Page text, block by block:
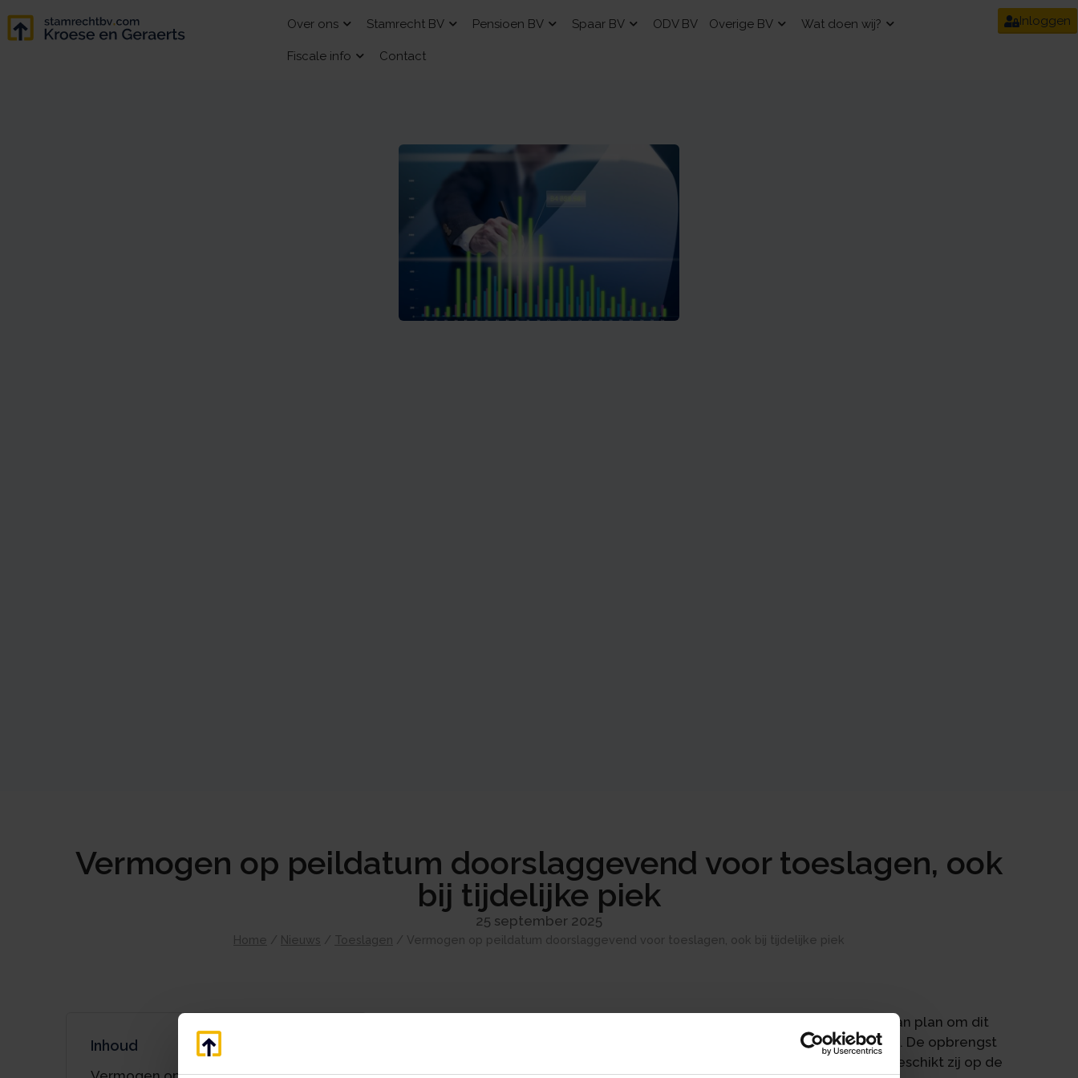
Over ons Stamrecht BV Pensioen BV Spaar BV ODV BV Overige BV Wat doen wij?
Fiscale info Contact
Inloggen
Vermogen op peildatum doorslaggevend voor toeslagen, ook
bij tijdelijke piek
25 september 2025
Home / Nieuws / Toeslagen / Vermogen op peildatum doorslaggevend voor toeslagen, ook bij tijdelijke piek
Inhoud
Een vrouw verkoopt haar deel van de woning aan haar ex-partner. Zij is van plan om dit
geld op een latere datum te gebruiken om een nieuwe woning te kopen. De opbrengst
van de verkoop staat op 1 januari 2023 op haar bankrekening. Hierdoor beschikt zij op de